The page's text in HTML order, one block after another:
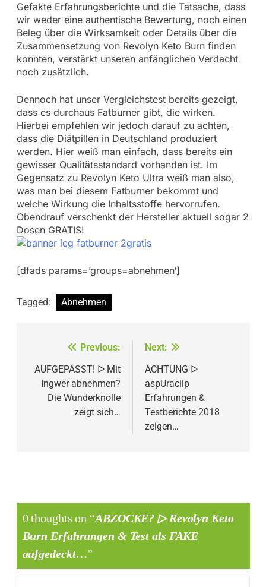
Gefakte Erfahrungsberichte und die Tatsache, dass
wir weder eine authentische Bewertung, noch einen
Beleg über die Wirksamkeit oder Details über die
Zusammensetzung von Revolyn Keto Burn finden
konnten, verstärkt unseren anfänglichen Verdacht
noch zusätzlich.
Dennoch hat unser Vergleichstest bereits gezeigt,
dass es durchaus Fatburner gibt, die wirken.
Hierbei empfehlen wir jedoch darauf zu achten,
dass die Diätpillen in Deutschland produziert
werden. Hier weiß man einfach, dass bereits ein
gewisser Qualitätsstandard vorhanden ist. Im
Gegensatz zu Revolyn Keto Ultra weiß man also,
was man bei diesem Fatburner bekommt und
welche Wirkung die Inhaltsstoffe hervorrufen.
Obendrauf verschenkt der Hersteller aktuell sogar 2
Dosen GRATIS!
[dfads params=’groups=abnehmen‘]
Tagged: Abnehmen
Beitragsnavigation
Previous:
AUFGEPASST! ᐅ Mit
Ingwer abnehmen?
Die Wunderknolle
zeigt sich…
Next:
ACHTUNG ᐅ
aspUraclip
Erfahrungen &
Testberichte 2018
zeigen…
0 thoughts on “ABZOCKE? ▷ Revolyn Keto
Burn Erfahrungen & Test als FAKE
aufgedeckt…”